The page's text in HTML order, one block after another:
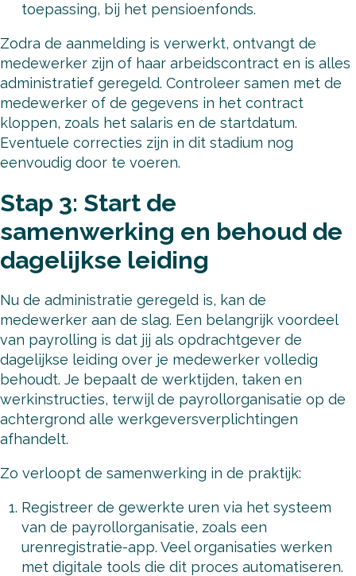
toepassing, bij het pensioenfonds.
Zodra de aanmelding is verwerkt, ontvangt de
medewerker zijn of haar arbeidscontract en is alles
administratief geregeld. Controleer samen met de
medewerker of de gegevens in het contract
kloppen, zoals het salaris en de startdatum.
Eventuele correcties zijn in dit stadium nog
eenvoudig door te voeren.
Stap 3: Start de
samenwerking en behoud de
dagelijkse leiding
Nu de administratie geregeld is, kan de
medewerker aan de slag. Een belangrijk voordeel
van payrolling is dat jij als opdrachtgever de
dagelijkse leiding over je medewerker volledig
behoudt. Je bepaalt de werktijden, taken en
werkinstructies, terwijl de payrollorganisatie op de
achtergrond alle werkgeversverplichtingen
afhandelt.
Zo verloopt de samenwerking in de praktijk:
Registreer de gewerkte uren via het systeem
van de payrollorganisatie, zoals een
urenregistratie-app. Veel organisaties werken
met digitale tools die dit proces automatiseren.